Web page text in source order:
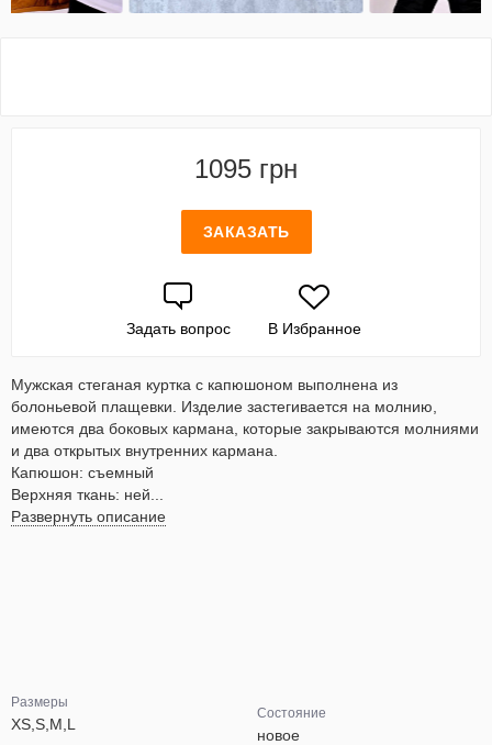
1095 грн
ЗАКАЗАТЬ
Задать вопрос В Избранное
Мужская стеганая куртка с капюшоном выполнена из
болоньевой плащевки. Изделие застегивается на молнию,
имеются два боковых кармана, которые закрываются молниями
и два открытых внутренних кармана.
Капюшон: съемный
Верхняя ткань: ней...
Развернуть описание
Размеры
XS,S,M,L
Состояние
новое